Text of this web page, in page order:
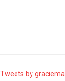
Tweets by